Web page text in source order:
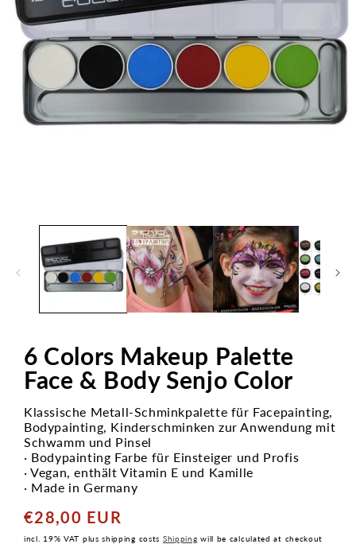
6 Colors Makeup Palette
Face & Body Senjo Color
Klassische Metall-Schminkpalette für Facepainting,
Bodypainting, Kinderschminken zur Anwendung mit
Schwamm und Pinsel
· Bodypainting Farbe für Einsteiger und Profis
· Vegan, enthält Vitamin E und Kamille
· Made in Germany
Normal
price
€28,00 EUR
incl. 19% VAT plus shipping costs Shipping will be calculated at checkout